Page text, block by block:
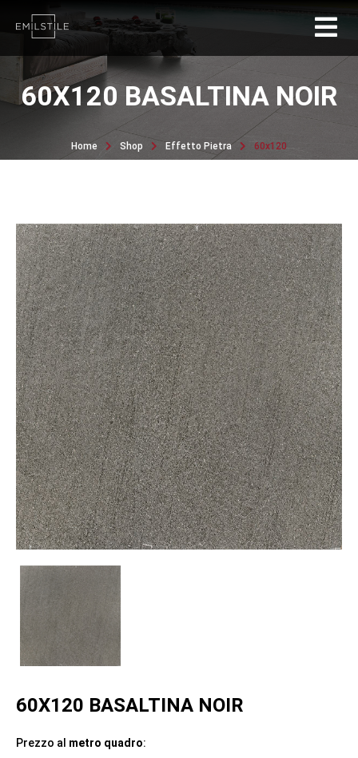
60X120 BASALTINA NOIR
Home Shop Effetto Pietra 60x120
60X120 BASALTINA NOIR
Prezzo al metro quadro: